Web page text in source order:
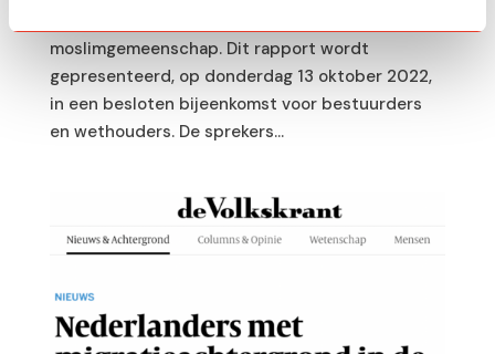
moslimgemeenschap. Dit rapport wordt
gepresenteerd, op donderdag 13 oktober 2022,
in een besloten bijeenkomst voor bestuurders
en wethouders. De sprekers...